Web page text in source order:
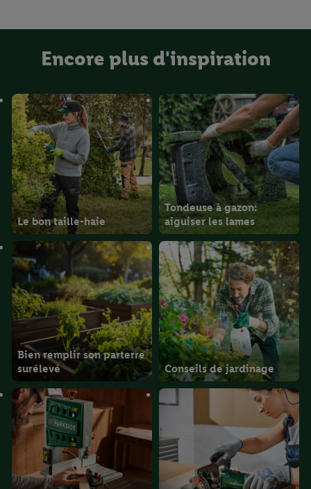
Encore plus d'inspiration
Le bon taille-haie
Tondeuse à gazon:
aiguiser les lames
Bien remplir son parterre
surélevé
Conseils de jardinage